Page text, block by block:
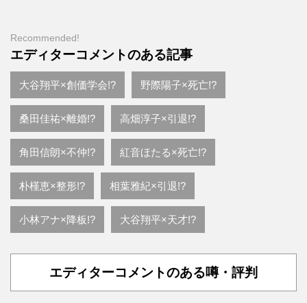
Recommended!
エディターコメントのある記事
大谷翔平×創価学会!? 野際陽子×死亡!?
桑田佳祐×離婚!? 高畑淳子×引退!?
角田信朗×不仲!? 紅音ほたる×死亡!?
朴槿恵×整形!? 相葉雅紀×引退!?
小林アナ×降板!? 大谷翔平×天才!?
エディターコメントのある噂・評判